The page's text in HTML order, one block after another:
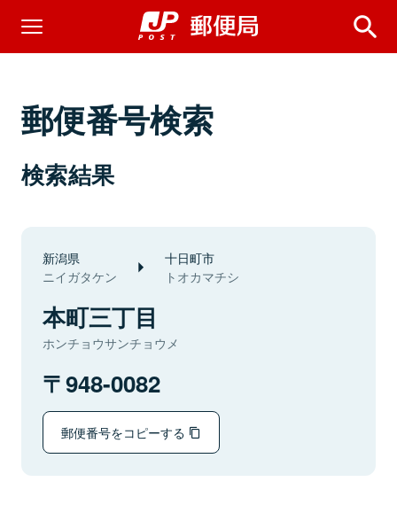
郵便番号検索
検索結果
新潟県
ニイガタケン
十日町市
トオカマチシ
本町三丁目
ホンチョウサンチョウメ
948-0082
郵便番号をコピーする